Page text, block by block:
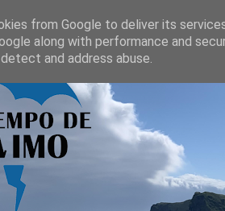
from Google to deliver its
along with performance and
and address abuse.